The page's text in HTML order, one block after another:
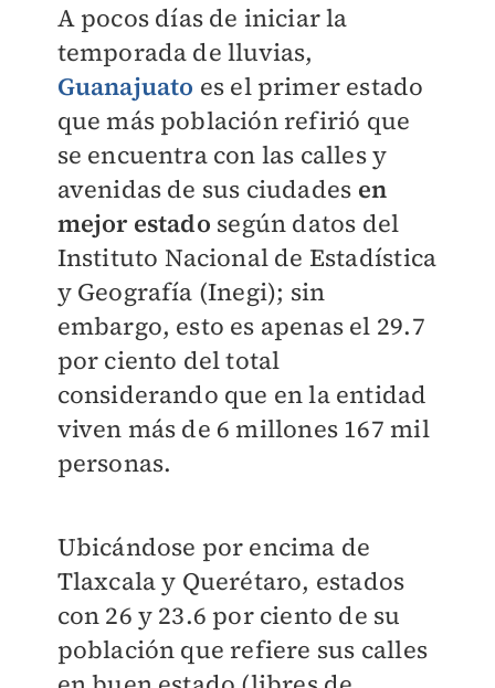
A pocos días de iniciar la
temporada de lluvias,
Guanajuato es el primer estado
que más población refirió que
se encuentra con las calles y
avenidas de sus ciudades en
mejor estado según datos del
Instituto Nacional de Estadística
y Geografía (Inegi); sin
embargo, esto es apenas el 29.7
por ciento del total
considerando que en la entidad
viven más de 6 millones 167 mil
personas.
Ubicándose por encima de
Tlaxcala y Querétaro, estados
con 26 y 23.6 por ciento de su
población que refiere sus calles